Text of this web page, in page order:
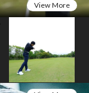
View More